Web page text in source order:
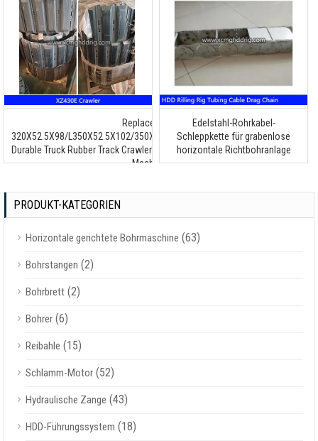
Replacement
320X52.5X98/L350X52.5X102/350X52.5X104/320x52x86/450x52x86
Durable Truck Rubber Track Crawler for XCMG Loader/Excavator/HDD
Machine
Edelstahl-Rohrkabel-
Schleppkette für grabenlose
horizontale Richtbohranlage
PRODUKT-KATEGORIEN
Horizontale gerichtete Bohrmaschine (63)
Bohrstangen (2)
Bohrbrett (2)
Bohrer (6)
Reibahle (15)
Schlamm-Motor (52)
Hydraulische Zange (43)
HDD-Führungssystem (18)